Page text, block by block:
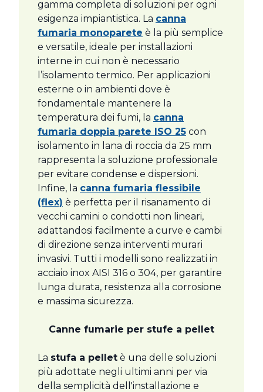
gamma completa di soluzioni per ogni
esigenza impiantistica. La canna
fumaria monoparete è la più semplice
e versatile, ideale per installazioni
interne in cui non è necessario
l’isolamento termico. Per applicazioni
esterne o in ambienti dove è
fondamentale mantenere la
temperatura dei fumi, la canna
fumaria doppia parete ISO 25 con
isolamento in lana di roccia da 25 mm
rappresenta la soluzione professionale
per evitare condense e dispersioni.
Infine, la canna fumaria flessibile
(flex) è perfetta per il risanamento di
vecchi camini o condotti non lineari,
adattandosi facilmente a curve e cambi
di direzione senza interventi murari
invasivi. Tutti i modelli sono realizzati in
acciaio inox AISI 316 o 304, per garantire
lunga durata, resistenza alla corrosione
e massima sicurezza.
Canne fumarie per stufe a pellet
La stufa a pellet è una delle soluzioni
più adottate negli ultimi anni per via
della semplicità dell'installazione e